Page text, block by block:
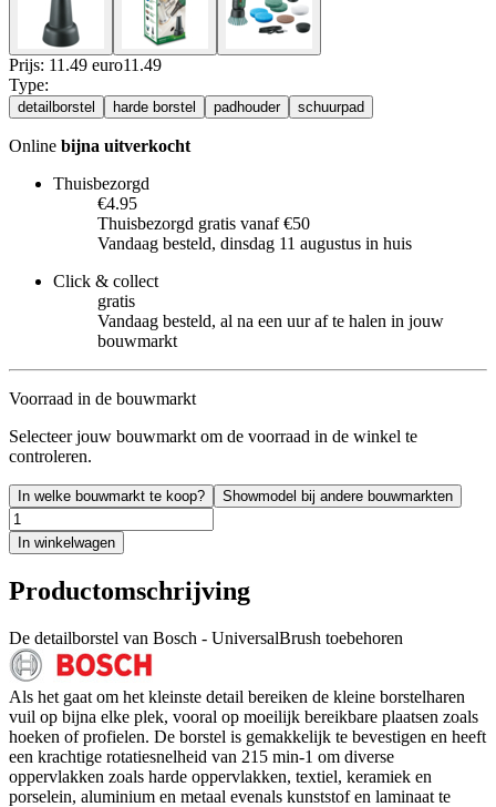
Prijs: 11.49 euro11 .49
Type:
detailborstel harde borstel padhouder schuurpad
Online bijna uitverkocht
Thuisbezorgd
€4.95
Thuisbezorgd gratis vanaf €50
Vandaag besteld, dinsdag 11 augustus in huis
Click & collect
gratis
Vandaag besteld, al na een uur af te halen in jouw
bouwmarkt
Voorraad in de bouwmarkt
Selecteer jouw bouwmarkt om de voorraad in de winkel te
controleren.
In welke bouwmarkt te koop? Showmodel bij andere bouwmarkten
In winkelwagen
Productomschrijving
De detailborstel van Bosch - UniversalBrush toebehoren
Als het gaat om het kleinste detail bereiken de kleine borstelharen
vuil op bijna elke plek, vooral op moeilijk bereikbare plaatsen zoals
hoeken of profielen. De borstel is gemakkelijk te bevestigen en heeft
een krachtige rotatiesnelheid van 215 min-1 om diverse
oppervlakken zoals harde oppervlakken, textiel, keramiek en
porselein, aluminium en metaal evenals kunststof en laminaat te